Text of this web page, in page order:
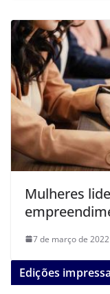
Mulheres
7 de março de 2022
Edições